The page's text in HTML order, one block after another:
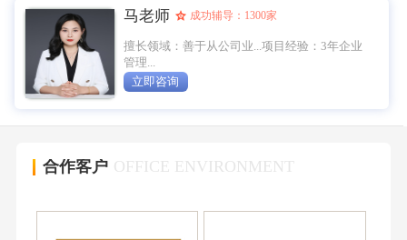
马老师 成功辅导：1300家
擅长领域：善于从公司业...项目经验：3年企业
管理...
立即咨询
合作客户 OFFICE ENVIRONMENT